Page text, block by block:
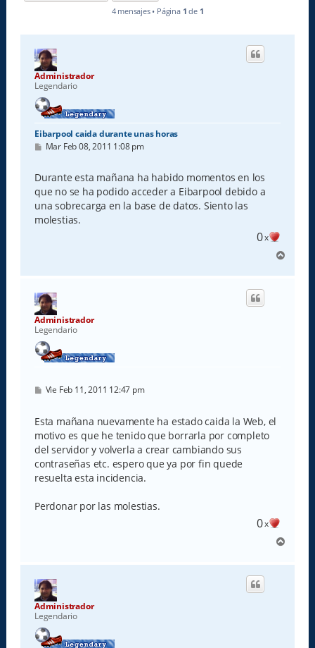
4 mensajes • Página 1 de 1
Administrador
Legendario
Eibarpool caida durante unas horas
M
s
a
j
e
Mar Feb 08, 2011 1:08 pm
Durante esta mañana ha habido momentos en los
que no se ha podido acceder a Eibarpool debido a
una sobrecarga en la base de datos. Siento las
molestias.
0x
r
Administrador
Legendario
M
s
a
j
e
Vie Feb 11, 2011 12:47 pm
Esta mañana nuevamente ha estado caida la Web, el
motivo es que he tenido que borrarla por completo
del servidor y volverla a crear cambiando sus
contraseñas etc. espero que ya por fin quede
resuelta esta incidencia.
Perdonar por las molestias.
0x
r
Administrador
Legendario